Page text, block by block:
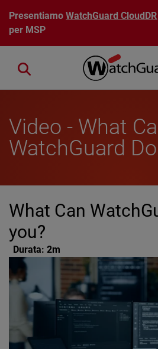
Salta al contenuto principale
PresentiamoWatchGuard CloudDR
per MSP
Close search
Video - What
WatchGuard
What Can
you?
Durata: 2m